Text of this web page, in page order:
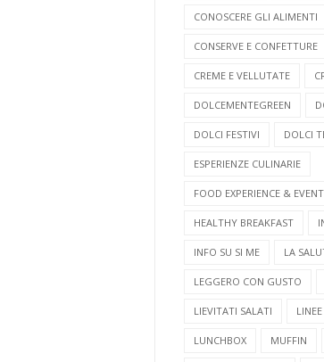
CONOSCERE GLI ALIMENTI
CONSERVE E CONFETTURE
CREME E VELLUTATE
DOLCEMENTEGREEN
DOLCI FESTIVI DOLCI
ESPERIENZE CULINARIE
FOOD EXPERIENCE &
HEALTHY BREAKFAST
INFO SU SI ME LA
LEGGERO CON GUSTO
LIEVITATI SALATI
LUNCHBOX MUFFIN